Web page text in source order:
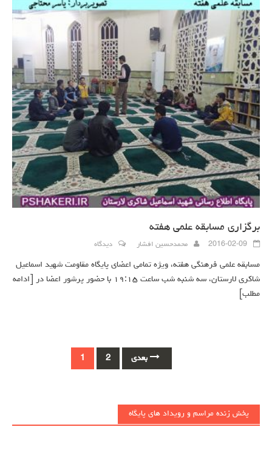
برگزاری مسابقه علمی هفته
2016-02-09 محمدحسین افشار دیدگاه
مسابقه علمی فرهنگی هفته، ویژه تمامی اعضای پایگاه مقاومت شهید اسماعیل
شاکری لارستان، سه شنبه شب ساعت ۱۹:۱۵ با حضور پرشور اعضا در
[ادامه
مطلب]
1 2
پخش زنده مراسم و رویداد های پایگاه